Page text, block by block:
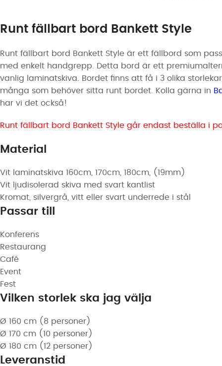
Runt fällbart bord Bankett Style
Runt fällbart bord Bankett Style är ett fällbord som
med enkelt handgrepp. Detta bord är ett
vanlig laminatskiva. Bordet finns att få i 3 olika
många som behöver sitta runt bordet. Kolla gärna in
har vi det också!
Runt fällbart bord Bankett Style går endast beställa i
Material
Vit laminatskiva 160cm, 170cm, 180cm, (19mm)
Vit ljudisolerad skiva med svart kantlist
Kromat, silvergrå, vitt eller svart underrede i stål
Passar till
Konferens
Restaurang
Café
Event
Fest
Vilken storlek ska jag välja
Ø 160 cm (8 personer)
Ø 170 cm (10 personer)
Ø 180 cm (12 personer)
Leveranstid